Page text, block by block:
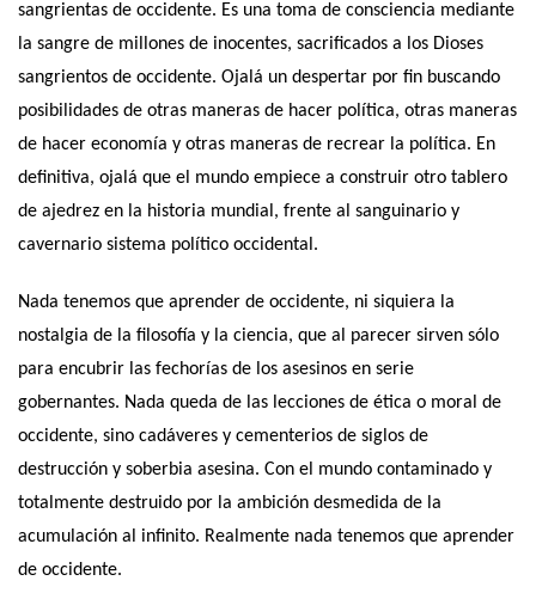
sangrientas de occidente. Es una toma de consciencia mediante
la sangre de millones de inocentes, sacrificados a los Dioses
sangrientos de occidente. Ojalá un despertar por fin buscando
posibilidades de otras maneras de hacer política, otras maneras
de hacer economía y otras maneras de recrear la política. En
definitiva, ojalá que el mundo empiece a construir otro tablero
de ajedrez en la historia mundial, frente al sanguinario y
cavernario sistema político occidental.
Nada tenemos que aprender de occidente, ni siquiera la
nostalgia de la filosofía y la ciencia, que al parecer sirven sólo
para encubrir las fechorías de los asesinos en serie
gobernantes. Nada queda de las lecciones de ética o moral de
occidente, sino cadáveres y cementerios de siglos de
destrucción y soberbia asesina. Con el mundo contaminado y
totalmente destruido por la ambición desmedida de la
acumulación al infinito. Realmente nada tenemos que aprender
de occidente.